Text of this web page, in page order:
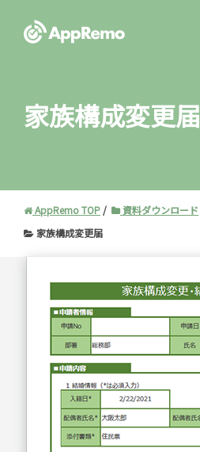
家族構成変更届
AppRemo TOP 資料ダウンロード
家族構成変更届